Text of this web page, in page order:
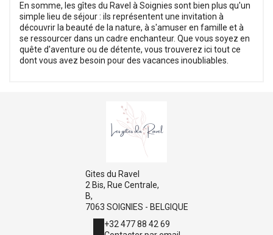
En somme, les gîtes du Ravel à Soignies sont bien plus qu'un
simple lieu de séjour : ils représentent une invitation à
découvrir la beauté de la nature, à s'amuser en famille et à
se ressourcer dans un cadre enchanteur. Que vous soyez en
quête d'aventure ou de détente, vous trouverez ici tout ce
dont vous avez besoin pour des vacances inoubliables.
Gites du Ravel
2 Bis, Rue Centrale,
B,
7063 SOIGNIES - BELGIQUE
+32 477 88 42 69